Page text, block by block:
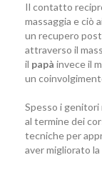
Il contatto
massaggia e ciò
un recupero
attraverso il
il papà invece il
un
Spesso i
al termine dei
tecniche per
aver migliorato